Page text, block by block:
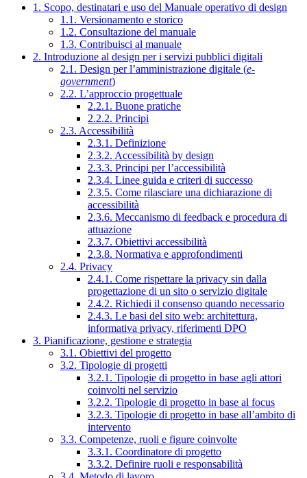
1. Scopo, destinatari e uso del Manuale operativo di design
1.1. Versionamento e storico
1.2. Consultazione del manuale
1.3. Contribuisci al manuale
2. Introduzione al design per i servizi pubblici digitali
2.1. Design per l’amministrazione digitale (e-
government)
2.2. L’approccio progettuale
2.2.1. Buone pratiche
2.2.2. Principi
2.3. Accessibilità
2.3.1. Definizione
2.3.2. Accessibilità by design
2.3.3. Principi per l’accessibilità
2.3.4. Linee guida e criteri di successo
2.3.5. Come rilasciare una dichiarazione di
accessibilità
2.3.6. Meccanismo di feedback e procedura di
attuazione
2.3.7. Obiettivi accessibilità
2.3.8. Normativa e approfondimenti
2.4. Privacy
2.4.1. Come rispettare la privacy sin dalla
progettazione di un sito o servizio digitale
2.4.2. Richiedi il consenso quando necessario
2.4.3. Le basi del sito web: architettura,
informativa privacy, riferimenti DPO
3. Pianificazione, gestione e strategia
3.1. Obiettivi del progetto
3.2. Tipologie di progetti
3.2.1. Tipologie di progetto in base agli attori
coinvolti nel servizio
3.2.2. Tipologie di progetto in base al focus
3.2.3. Tipologie di progetto in base all’ambito di
intervento
3.3. Competenze, ruoli e figure coinvolte
3.3.1. Coordinatore di progetto
3.3.2. Definire ruoli e responsabilità